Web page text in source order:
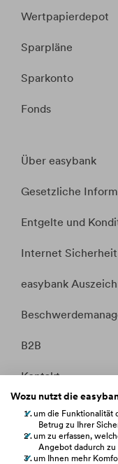
Wozu nutzt die
um die Funktionalität
Betrug zu Ihrer
um zu erfassen,
Angebot dadurch zu
um Ihnen mehr
Wertpapierdepot
Sparpläne
Sparkonto
Fonds
Über easybank
Gesetzliche
Entgelte und
Internet Sicherheit
easybank
B2B
Kontakt
Whistleblowing
Fakten &